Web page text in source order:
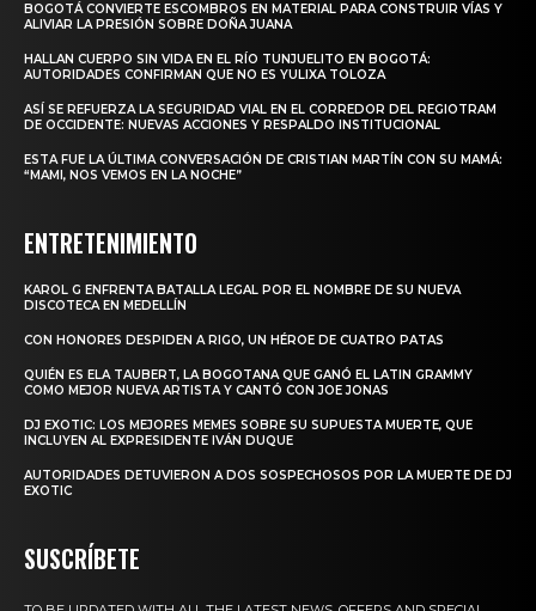
BOGOTÁ CONVIERTE ESCOMBROS EN MATERIAL PARA CONSTRUIR VÍAS Y
ALIVIAR LA PRESIÓN SOBRE DOÑA JUANA
HALLAN CUERPO SIN VIDA EN EL RÍO TUNJUELITO EN BOGOTÁ:
AUTORIDADES CONFIRMAN QUE NO ES YULIXA TOLOZA
ASÍ SE REFUERZA LA SEGURIDAD VIAL EN EL CORREDOR DEL REGIOTRAM
DE OCCIDENTE: NUEVAS ACCIONES Y RESPALDO INSTITUCIONAL
ESTA FUE LA ÚLTIMA CONVERSACIÓN DE CRISTIAN MARTÍN CON SU MAMÁ:
“MAMI, NOS VEMOS EN LA NOCHE”
ENTRETENIMIENTO
KAROL G ENFRENTA BATALLA LEGAL POR EL NOMBRE DE SU NUEVA
DISCOTECA EN MEDELLÍN
CON HONORES DESPIDEN A RIGO, UN HÉROE DE CUATRO PATAS
QUIÉN ES ELA TAUBERT, LA BOGOTANA QUE GANÓ EL LATIN GRAMMY
COMO MEJOR NUEVA ARTISTA Y CANTÓ CON JOE JONAS
DJ EXOTIC: LOS MEJORES MEMES SOBRE SU SUPUESTA MUERTE, QUE
INCLUYEN AL EXPRESIDENTE IVÁN DUQUE
AUTORIDADES DETUVIERON A DOS SOSPECHOSOS POR LA MUERTE DE DJ
EXOTIC
SUSCRÍBETE